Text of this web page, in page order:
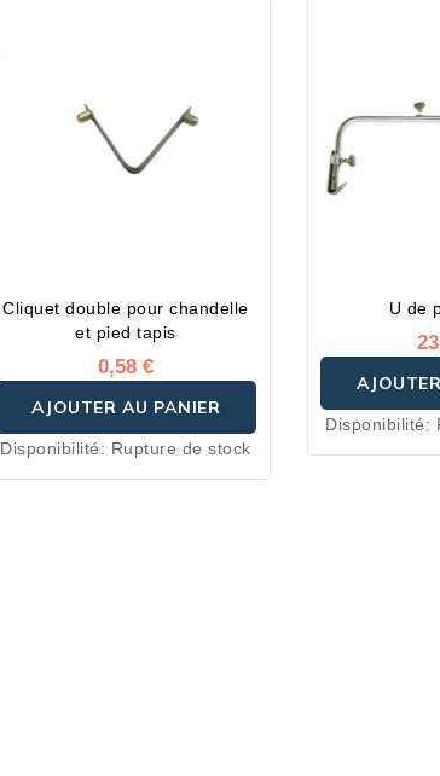
Cliquet double pour chandelle
et pied tapis
0,58 €
AJOUTER AU PANIER
Disponibilité: Rupture de stock
U de
Disponibilité: